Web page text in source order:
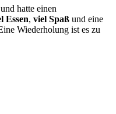
hatte einen
Essen, viel Spaß und eine
Wiederholung ist es zu